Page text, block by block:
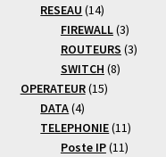
RESEAU 1414
produits
FIREWALL 33
produits
ROUTEURS 33
SWITCH 88
OPERATEUR 1515
DATA 44
produits
TELEPHONIE 1111
produits
Poste IP 1111